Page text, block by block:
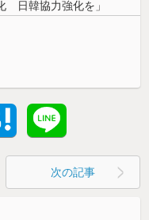
日韓協力強化を」
次の記事